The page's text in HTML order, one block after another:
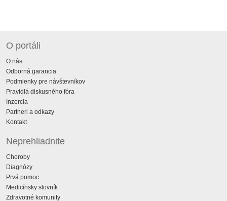
O portáli
O nás
Odborná garancia
Podmienky pre návštevníkov
Pravidlá diskusného fóra
Inzercia
Partneri a odkazy
Kontakt
Neprehliadnite
Choroby
Diagnózy
Prvá pomoc
Medicínsky slovník
Zdravotné komunity